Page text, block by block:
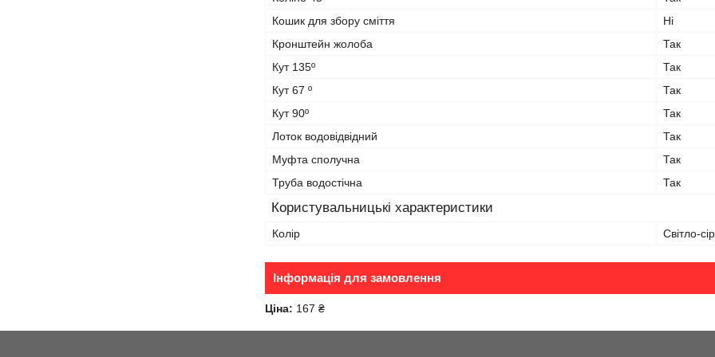
Кошик для збору сміття
Ні
Кронштейн жолоба
Так
Кут 135º
Так
Кут 67 º
Так
Кут 90º
Так
Лоток водовідвідний
Так
Муфта сполучна
Так
Труба водостічна
Так
Користувальницькі характеристики
Колір Світло-
Інформація для замовлення
Ціна: 167 ₴